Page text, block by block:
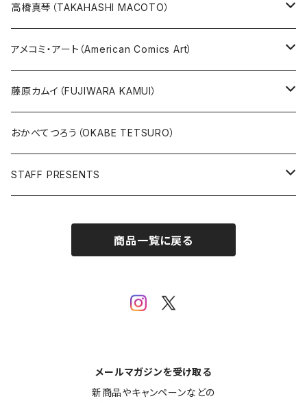
版画
原画
高橋真琴（TAKAHASHI MACOTO）
版画
直筆サイン入り
版上サイン【新作】
グッズ
アメコミ・アート（American Comics Art）
ガブリエーレ・デッロット版画
SPIDER MAN
BATMAN
人気作品TOP5
藤原カムイ（FUJIWARA KAMUI）
複製原画
おかべてつろう（OKABE TETSURO）
STAFF PRESENTS
商品一覧に戻る
メールマガジンを受け取る
新商品やキャンペーンなどの